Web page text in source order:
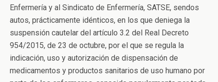
Enfermería y al Sindicato de Enfermería, SATSE, sendos
autos, prácticamente idénticos, en los que deniega la
suspensión cautelar del artículo 3.2 del Real Decreto
954/2015, de 23 de octubre, por el que se regula la
indicación, uso y autorización de dispensación de
medicamentos y productos sanitarios de uso humano por